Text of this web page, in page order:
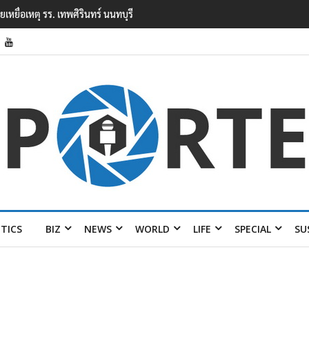
ยนเทพศิรินทร์ นนทบุรี พบเด็กก่อ
BIZ NEWS WORLD LIFE SPECIAL